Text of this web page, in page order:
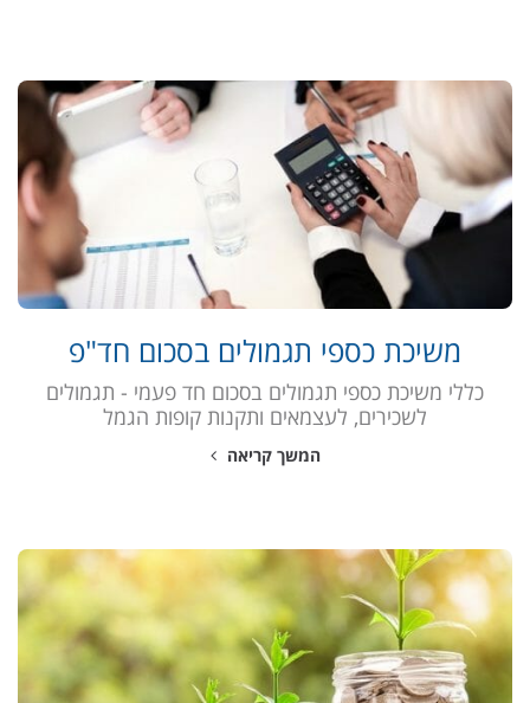
משיכת כספי תגמולים בסכום חד"פ
כללי משיכת כספי תגמולים בסכום חד פעמי - תגמולים
לשכירים, לעצמאים ותקנות קופות הגמל
המשך קריאה